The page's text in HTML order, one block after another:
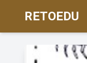
RETOEDU